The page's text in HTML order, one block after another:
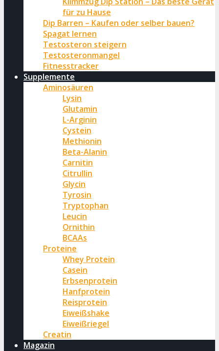
für zu Hause
Dip Barren – Kaufen oder selber bauen?
Spagat lernen
Testosteron steigern
Testosteronmangel
Fitnesstracker
Supplemente
Aminosäuren
Lysin
Glutamin
L-Arginin
Cystein
Methionin
Beta-Alanin
Carnitin
Citrullin
Glycin
Tyrosin
Tryptophan
Leucin
Ornithin
BCAAs
Proteine
Whey Protein
Casein
Erbsenprotein
Hanfprotein
Reisprotein
Eiweißshake
Eiweißriegel
Creatin
Magazin